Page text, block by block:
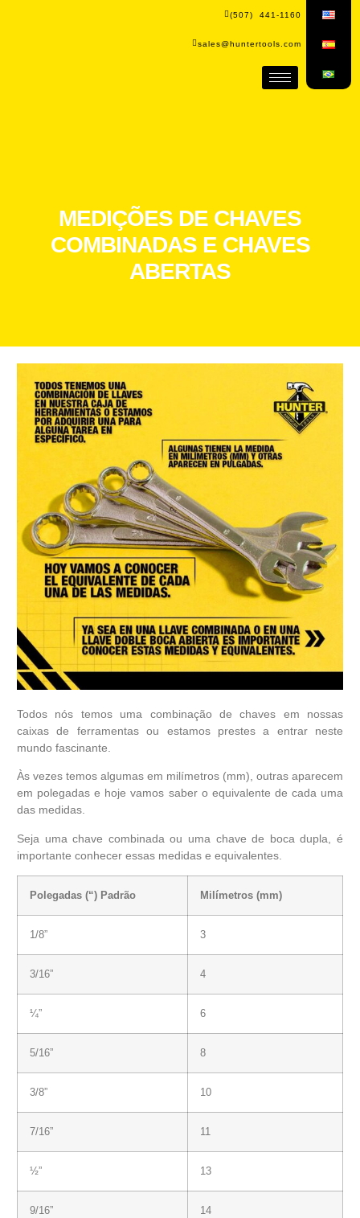
(507) 441-1160
sales@huntertools.com
MEDIÇÕES DE CHAVES
COMBINADAS E CHAVES
ABERTAS
Todos nós temos uma combinação de chaves em nossas
caixas de ferramentas ou estamos prestes a entrar neste
mundo fascinante.
Às vezes temos algumas em milímetros (mm), outras aparecem
em polegadas e hoje vamos saber o equivalente de cada uma
das medidas.
Seja uma chave combinada ou uma chave de boca dupla, é
importante conhecer essas medidas e equivalentes.
Polegadas (“) Padrão Milímetros (mm)
1/8” 3
3/16” 4
¼” 6
5/16” 8
3/8” 10
7/16” 11
½” 13
9/16” 14